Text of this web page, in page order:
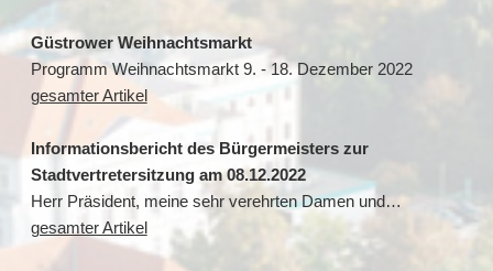
Güstrower Weihnachtsmarkt
Programm Weihnachtsmarkt 9. - 18. Dezember 2022
gesamter Artikel
Informationsbericht des Bürgermeisters zur
Stadtvertretersitzung am 08.12.2022
Herr Präsident, meine sehr verehrten Damen und…
gesamter Artikel